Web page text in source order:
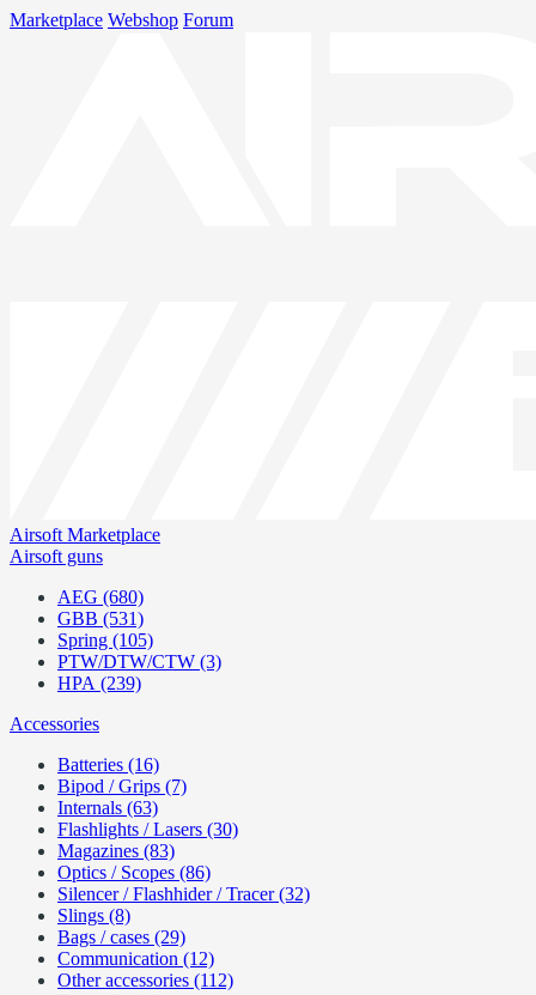
Marketplace Webshop Forum
Airsoft Marketplace
Airsoft guns
AEG (680)
GBB (531)
Spring (105)
PTW/DTW/CTW (3)
HPA (239)
Accessories
Batteries (16)
Bipod / Grips (7)
Internals (63)
Flashlights / Lasers (30)
Magazines (83)
Optics / Scopes (86)
Silencer / Flashhider / Tracer (32)
Slings (8)
Bags / cases (29)
Communication (12)
Other accessories (112)